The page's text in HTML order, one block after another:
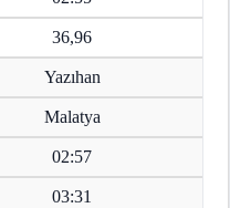
36,96
Yazıhan
Malatya
02:57
03:31